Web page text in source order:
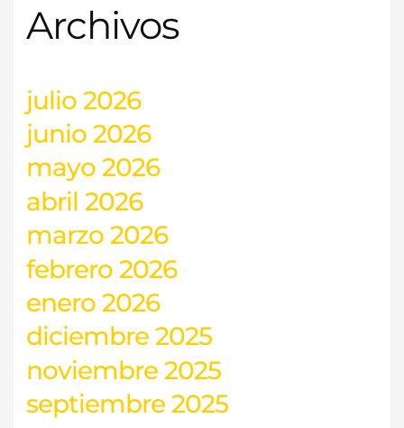
Archivos
julio 2026
junio 2026
mayo 2026
abril 2026
marzo 2026
febrero 2026
enero 2026
diciembre 2025
noviembre 2025
septiembre 2025